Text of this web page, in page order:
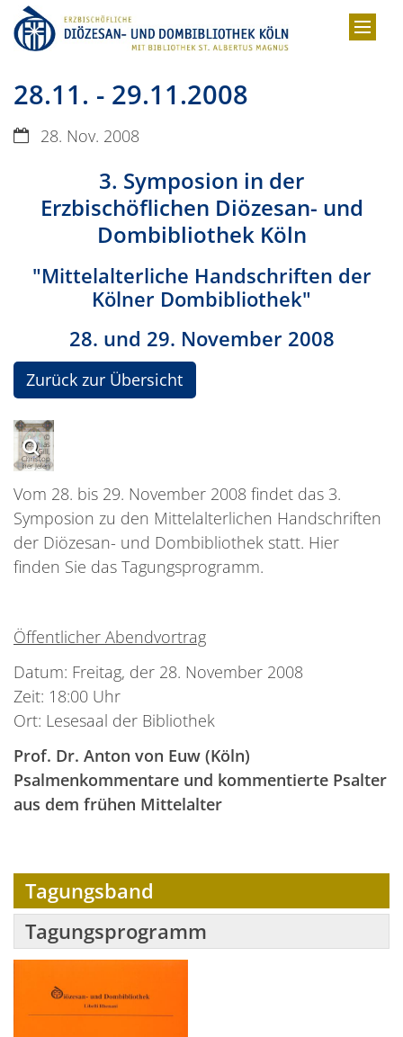
Zum Inhalt springen
28.11. - 29.11.2008
Datum:28. Nov. 2008
3. Symposion in der
Erzbischöflichen Diözesan- und
Dombibliothek Köln
"Mittelalterliche Handschriften der
Kölner Dombibliothek"
28. und 29. November 2008
Zurück zur Übersicht
©
Matthias
Gill,
Christop
her Jelen
Vom 28. bis 29. November 2008 findet das 3.
Symposion zu den Mittelalterlichen Handschriften
der Diözesan- und Dombibliothek statt. Hier
finden Sie das Tagungsprogramm.
Öffentlicher Abendvortrag
Datum: Freitag, der 28. November 2008
Zeit: 18:00 Uhr
Ort: Lesesaal der Bibliothek
Prof. Dr. Anton von Euw (Köln)
Psalmenkommentare und kommentierte Psalter
aus dem frühen Mittelalter
Tagungsband
Tagungsprogramm